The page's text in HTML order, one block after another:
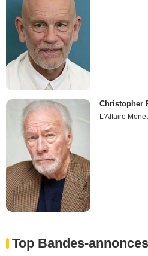
Christopher
L'Affaire Monet
Top Bandes-annonces